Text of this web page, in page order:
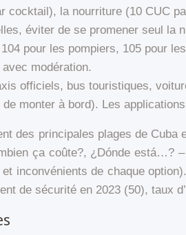
la nourriture (10 CUC
éviter de se promener seul la
pour les pompiers, 105 pour
modération.
officiels, bus touristiques,
monter à bord). Les
des principales plages de
ça coûte?, ¿Dónde
inconvénients de chaque
de sécurité en 2023 (50), taux